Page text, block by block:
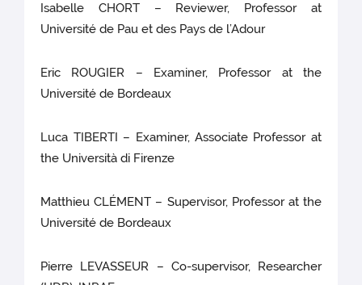
Isabelle CHORT – Reviewer, Professor at
Université de Pau et des Pays de l’Adour
Eric ROUGIER – Examiner, Professor at the
Université de Bordeaux
Luca TIBERTI – Examiner, Associate Professor at
the Università di Firenze
Matthieu CLÉMENT – Supervisor, Professor at the
Université de Bordeaux
Pierre LEVASSEUR – Co-supervisor, Researcher